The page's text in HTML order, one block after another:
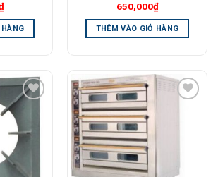
650,000₫
THÊM VÀO GIỎ HÀNG
Add to
Wishlist